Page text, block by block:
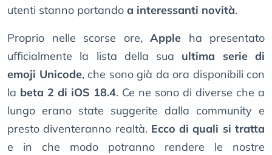
utenti stanno portando a interessanti novità.
Proprio nelle scorse ore, Apple ha presentato
ufficialmente la lista della sua ultima serie di
emoji Unicode, che sono già da ora disponibili con
la beta 2 di iOS 18.4. Ce ne sono di diverse che a
lungo erano state suggerite dalla community e
presto diventeranno realtà. Ecco di quali si tratta
e in che modo potranno rendere le nostre